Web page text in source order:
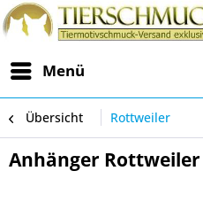
Menü
Übersicht Rottweiler
Anhänger